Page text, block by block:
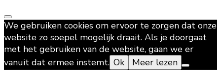
We gebruiken cookies om ervoor te zorgen dat onze
website zo soepel mogelijk draait. Als je doorgaat
met het gebruiken van de website, gaan we er
vanuit dat ermee instemt. Ok Meer lezen